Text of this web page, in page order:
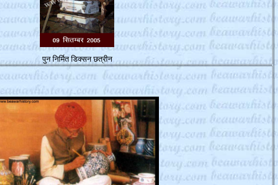
पुन निर्मित डिक्‍सन छत्रीन